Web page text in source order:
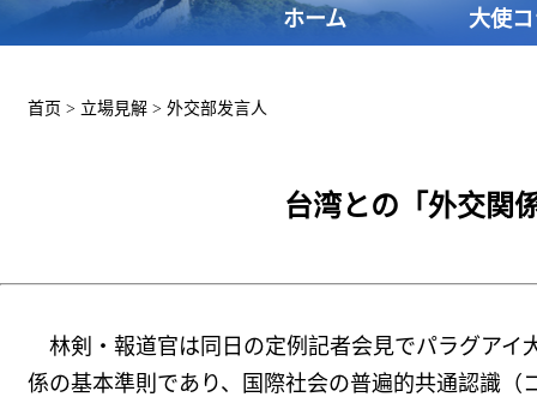
ホーム 大使
首页 > 立場見解 > 外交部发言人
台湾との「外交関
林剣・報道官は同日の定例記者会見でパラグアイ
係の基本準則であり、国際社会の普遍的共通認識